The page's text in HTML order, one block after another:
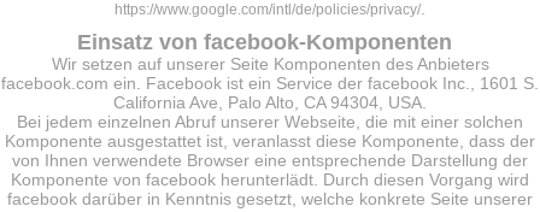
https://www.google.com/intl/de/policies/privacy/
Einsatz von facebook-Komponenten
Wir setzen auf unserer Seite Komponenten des Anbieters
facebook.com ein. Facebook ist ein Service der facebook Inc., 1601 S.
California Ave, Palo Alto, CA 94304, USA.
Bei jedem einzelnen Abruf unserer Webseite, die mit einer solchen
Komponente ausgestattet ist, veranlasst diese Komponente, dass der
von Ihnen verwendete Browser eine entsprechende Darstellung der
Komponente von facebook herunterlädt. Durch diesen Vorgang wird
facebook darüber in Kenntnis gesetzt, welche konkrete Seite unserer